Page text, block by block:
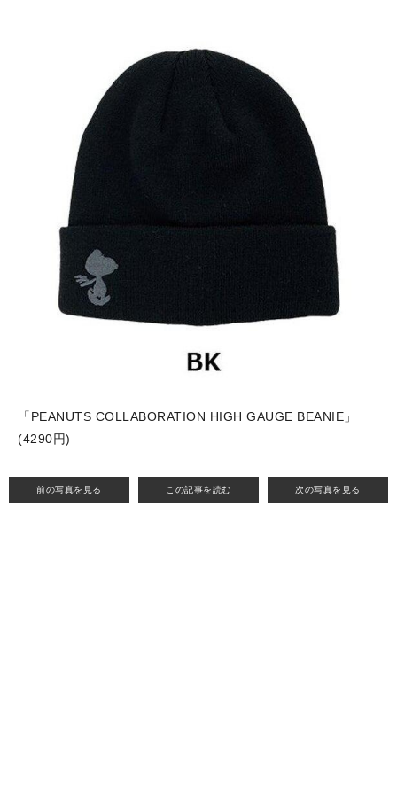
前の写真を見る この記事を読む 次の写真を見る
「PEANUTS COLLABORATION HIGH GAUGE BEANIE」
(4290円)